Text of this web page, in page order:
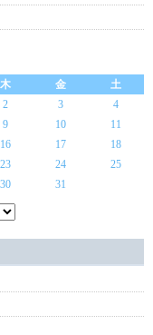
木 金
土
2 3
4
9 10
11
16 17
18
23 24
25
30 31